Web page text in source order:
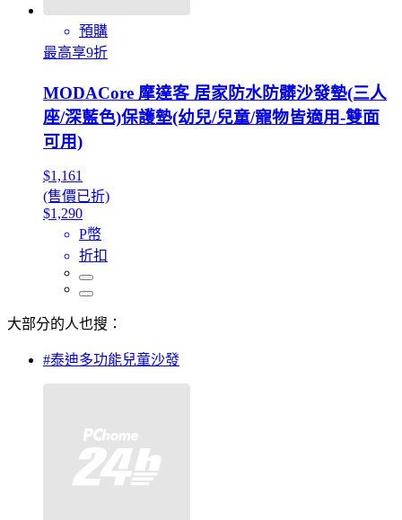
預購
最高享9折
MODACore 摩達客 居家防水防髒沙發墊(三人
座/深藍色)保護墊(幼兒/兒童/寵物皆適用-雙面
可用)
$1,161
(售價已折)
$1,290
P幣
折扣
大部分的人也搜：
#泰迪多功能兒童沙發